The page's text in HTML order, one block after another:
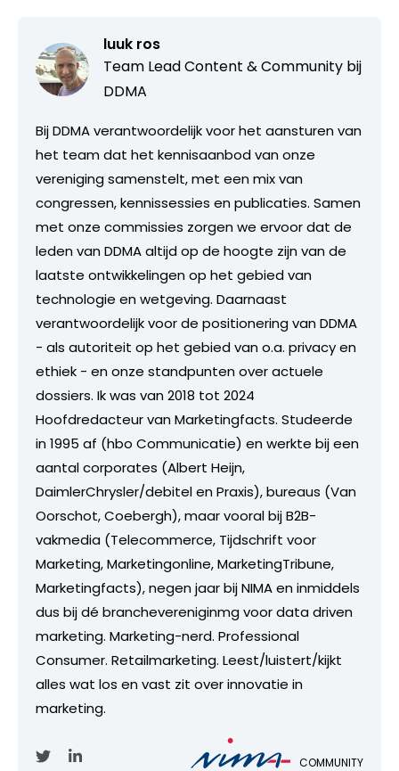
luuk ros
Team Lead Content & Community bij
DDMA
Bij DDMA verantwoordelijk voor het aansturen van
het team dat het kennisaanbod van onze
vereniging samenstelt, met een mix van
congressen, kennissessies en publicaties. Samen
met onze commissies zorgen we ervoor dat de
leden van DDMA altijd op de hoogte zijn van de
laatste ontwikkelingen op het gebied van
technologie en wetgeving. Daarnaast
verantwoordelijk voor de positionering van DDMA
- als autoriteit op het gebied van o.a. privacy en
ethiek - en onze standpunten over actuele
dossiers. Ik was van 2018 tot 2024
Hoofdredacteur van Marketingfacts. Studeerde
in 1995 af (hbo Communicatie) en werkte bij een
aantal corporates (Albert Heijn,
DaimlerChrysler/debitel en Praxis), bureaus (Van
Oorschot, Coebergh), maar vooral bij B2B-
vakmedia (Telecommerce, Tijdschrift voor
Marketing, Marketingonline, MarketingTribune,
Marketingfacts), negen jaar bij NIMA en inmiddels
dus bij dé branchevereniginmg voor data driven
marketing. Marketing-nerd. Professional
Consumer. Retailmarketing. Leest/luistert/kijkt
alles wat los en vast zit over innovatie in
marketing.
COMMUNITY